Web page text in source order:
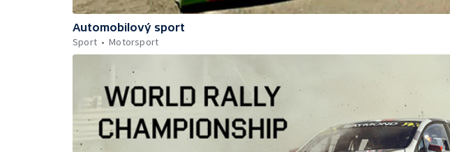
Automobilový sport
Sport
Motorsport